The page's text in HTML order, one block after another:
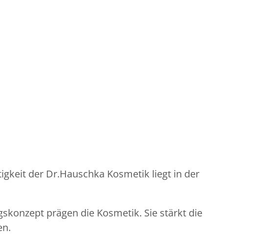
der Dr.Hauschka Kosmetik liegt in der
prägen die Kosmetik. Sie stärkt die